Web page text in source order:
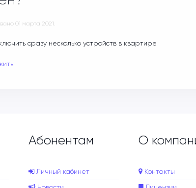
01 марта 2021 .
сразу несколько устройств в квартире
Абонентам
Личный кабинет
О
Контакты